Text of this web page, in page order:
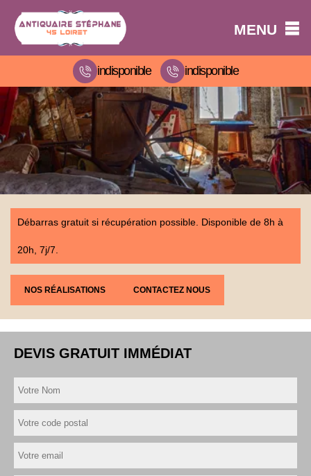
MENU
indisponible indisponible
Débarras gratuit si récupération possible. Disponible de 8h à
20h, 7j/7.
NOS RÉALISATIONS CONTACTEZ NOUS
DEVIS GRATUIT IMMÉDIAT